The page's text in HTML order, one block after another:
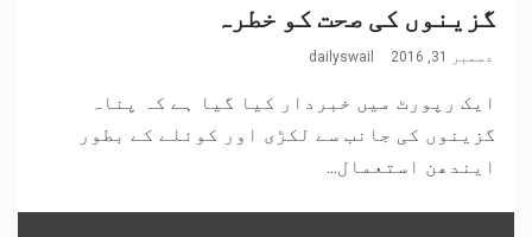
گزینوں کی صحت کو خطرہ
دسمبر 31, 2016 dailyswail
ایک رپورٹ میں خبردار کیا گیا ہے کہ پناہ
گزینوں کی جانب سے لکڑی اور کوئلے کے بطور
ایندھن استعمال...